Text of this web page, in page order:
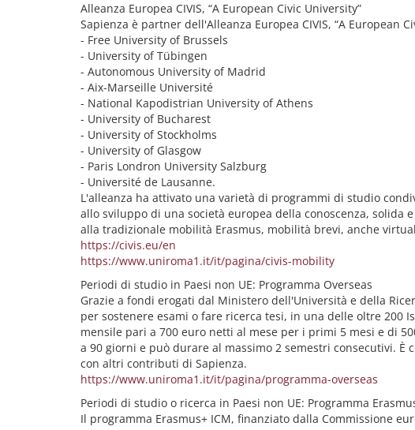
Alleanza Europea CIVIS, “A European Civic University”
Sapienza è partner dell'Alleanza Europea CIVIS, “A
- Free University of Brussels
- University of Tübingen
- Autonomous University of Madrid
- Aix-Marseille Université
- National Kapodistrian University of Athens
- University of Bucharest
- University of Stockholms
- University of Glasgow
- Paris Londron University Salzburg
- Université de Lausanne.
L'alleanza ha attivato una varietà di programmi di studio
allo sviluppo di una società europea della conoscenza,
alla tradizionale mobilità Erasmus, mobilità brevi, anche
https://civis.eu/en
https://www.uniroma1.it/it/pagina/civis-mobility
Periodi di studio in Paesi non UE: Programma Overseas
Grazie a fondi erogati dal Ministero dell'Università e della
per sostenere esami o fare ricerca tesi, in una delle oltre 200
mensile pari a 700 euro netti al mese per i primi 5 mesi e di
a 90 giorni e può durare al massimo 2 semestri consecutivi.
con altri contributi di Sapienza.
https://www.uniroma1.it/it/pagina/programma-overseas
Periodi di studio o ricerca in Paesi non UE: Programma
Il programma Erasmus+ ICM, finanziato dalla Commissione